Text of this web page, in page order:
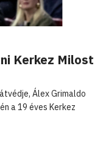
Kerkez Milost
Álex Grimaldo
a 19 éves Kerkez